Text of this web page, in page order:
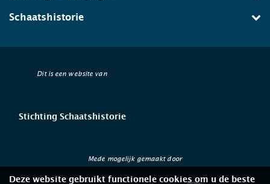
Schaatshistorie
Dit is een website van
Stichting Schaatshistorie
Mede mogelijk gemaakt door
Deze website gebruikt functionele cookies om u de beste